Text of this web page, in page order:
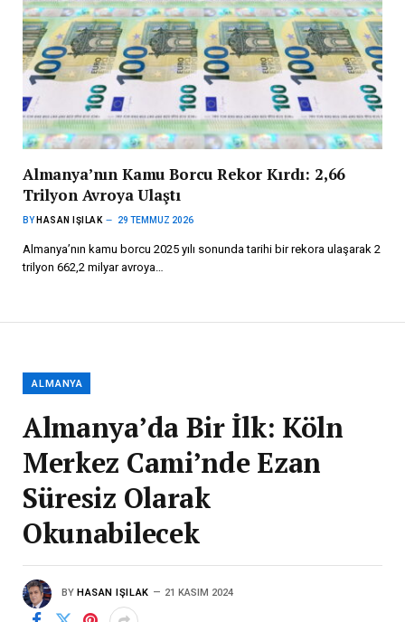
Almanya’nın Kamu Borcu Rekor Kırdı: 2,66
Trilyon Avroya Ulaştı
BY HASAN IŞILAK 29 TEMMUZ 2026
Almanya’nın kamu borcu 2025 yılı sonunda tarihi bir rekora ulaşarak 2
trilyon 662,2 milyar avroya…
ALMANYA
Almanya’da Bir İlk: Köln
Merkez Cami’nde Ezan
Süresiz Olarak
Okunabilecek
BY HASAN IŞILAK 21 KASIM 2024